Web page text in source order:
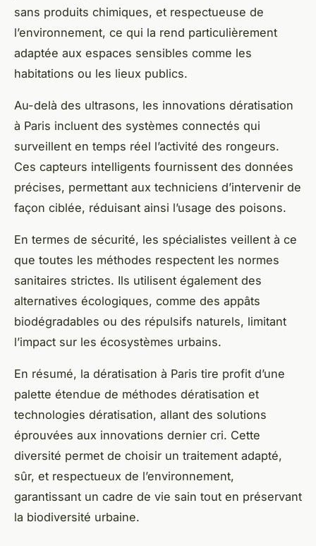
sans produits chimiques, et respectueuse de
l’environnement, ce qui la rend particulièrement
adaptée aux espaces sensibles comme les
habitations ou les lieux publics.
Au-delà des ultrasons, les innovations dératisation
à Paris incluent des systèmes connectés qui
surveillent en temps réel l’activité des rongeurs.
Ces capteurs intelligents fournissent des données
précises, permettant aux techniciens d’intervenir de
façon ciblée, réduisant ainsi l’usage des poisons.
En termes de sécurité, les spécialistes veillent à ce
que toutes les méthodes respectent les normes
sanitaires strictes. Ils utilisent également des
alternatives écologiques, comme des appâts
biodégradables ou des répulsifs naturels, limitant
l’impact sur les écosystèmes urbains.
En résumé, la dératisation à Paris tire profit d’une
palette étendue de méthodes dératisation et
technologies dératisation, allant des solutions
éprouvées aux innovations dernier cri. Cette
diversité permet de choisir un traitement adapté,
sûr, et respectueux de l’environnement,
garantissant un cadre de vie sain tout en préservant
la biodiversité urbaine.